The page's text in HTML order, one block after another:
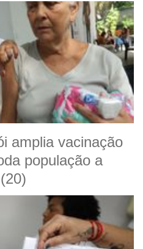
amplia vacinação
população a